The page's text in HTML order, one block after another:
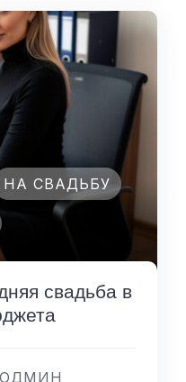
НА СВАДЬБУ
свадьба в